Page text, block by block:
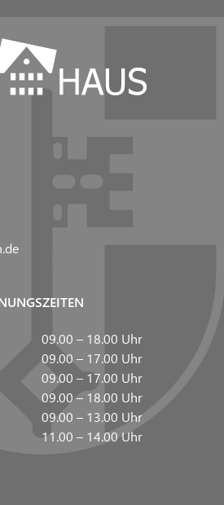
09.00 – 18.00 Uhr
09.00 – 17.00 Uhr
09.00 – 17.00 Uhr
09.00 – 18.00 Uhr
09.00 – 13.00 Uhr
11.00 – 14.00 Uhr